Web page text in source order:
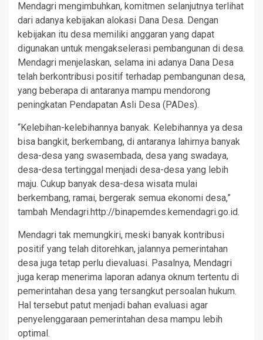
Mendagri mengimbuhkan, komitmen selanjutnya terlihat
dari adanya kebijakan alokasi Dana Desa. Dengan
kebijakan itu desa memiliki anggaran yang dapat
digunakan untuk mengakselerasi pembangunan di desa.
Mendagri menjelaskan, selama ini adanya Dana Desa
telah berkontribusi positif terhadap pembangunan desa,
yang beberapa di antaranya mampu mendorong
peningkatan Pendapatan Asli Desa (PADes).
“Kelebihan-kelebihannya banyak. Kelebihannya ya desa
bisa bangkit, berkembang, di antaranya lahirnya banyak
desa-desa yang swasembada, desa yang swadaya,
desa-desa tertinggal menjadi desa-desa yang lebih
maju. Cukup banyak desa-desa wisata mulai
berkembang, ramai, bergerak semua ekonomi desa,”
tambah Mendagri.http://binapemdes.kemendagri.go.id.
Mendagri tak memungkiri, meski banyak kontribusi
positif yang telah ditorehkan, jalannya pemerintahan
desa juga tetap perlu dievaluasi. Pasalnya, Mendagri
juga kerap menerima laporan adanya oknum tertentu di
pemerintahan desa yang tersangkut persoalan hukum.
Hal tersebut patut menjadi bahan evaluasi agar
penyelenggaraan pemerintahan desa mampu lebih
optimal.